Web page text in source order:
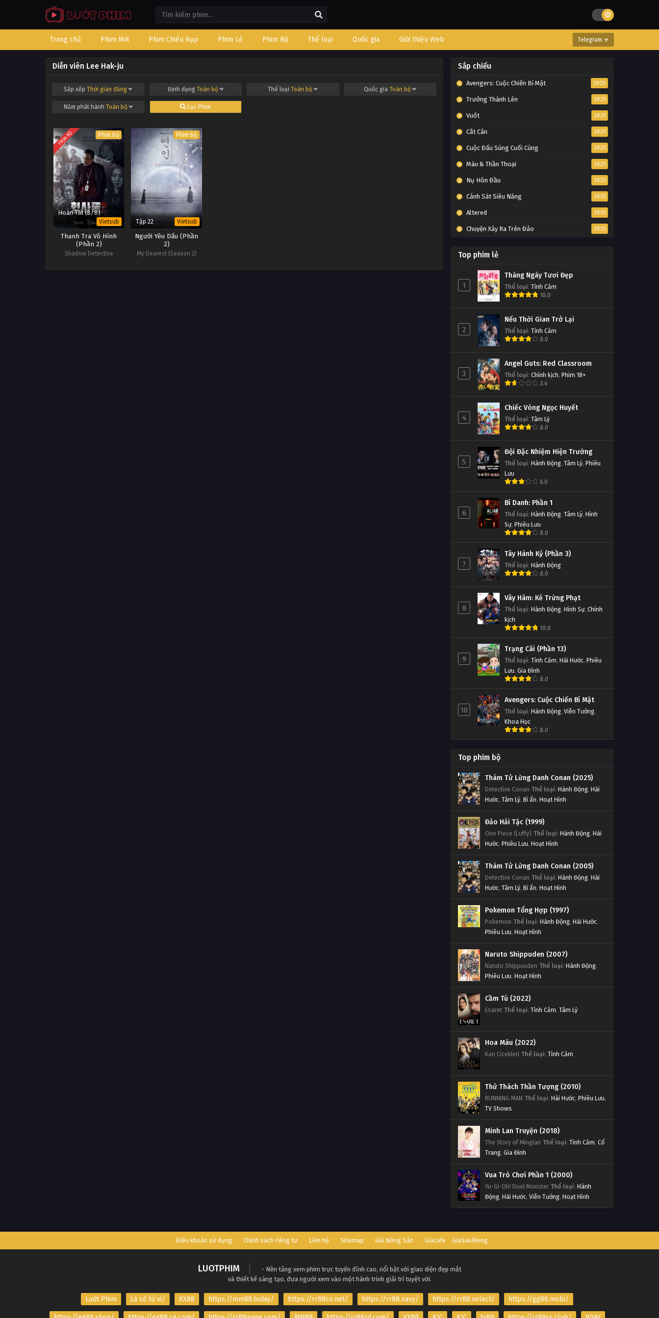
Trang chủ Phim Mới Phim Chiếu Rạp Phim Lẻ Phim Bộ Thể loại Quốc gia Giới thiệu Web Telegram ☣
Diễn viên Lee Hak-ju
Sắp xếpThời gian đăng Định dạng Toàn bộ Thể loạiToàn bộ Quốc giaToàn bộ
Năm phát hành Toàn bộ Lọc Phim
TRỌN BỘ Phim bộ
Hoàn Tất (8/8)
Vietsub
Thanh Tra Vô Hình
(Phần 2)
Shadow Detective
Phim bộ
Tập 22 Vietsub
Người Yêu Dấu (Phần
2)
My Dearest (Season 2)
Sắp chiếu
Avengers: Cuộc Chiến Bí Mật 2026
Trưởng Thành Lên 2025
Vuốt 2025
Cắt Cân 2025
Cuộc Đấu Súng Cuối Cùng 2025
Máu & Thần Thoại 2025
Nụ Hôn Đầu 2025
Cảnh Sát Siêu Năng 2025
Altered 2025
Chuyện Xảy Ra Trên Đảo 2025
Top phim lẻ
1
Tháng Ngày Tươi Đẹp
Thể loại: Tình Cảm
10.0
2
Nếu Thời Gian Trở Lại
Thể loại: Tình Cảm
8.0
3
Angel Guts: Red Classroom
Thể loại: Chính kịch, Phim 18+
3.4
4
Chiếc Vòng Ngọc Huyết
Thể loại: Tâm Lý
8.0
5
Đội Đặc Nhiệm Hiện Trường
Thể loại: Hành Động, Tâm Lý, Phiêu
Lưu
6.0
6
Bí Danh: Phần 1
Thể loại: Hành Động, Tâm Lý, Hình
Sự, Phiêu Lưu
8.0
7
Tây Hành Kỷ (Phần 3)
Thể loại: Hành Động
8.0
8
Vây Hãm: Kẻ Trừng Phạt
Thể loại: Hành Động, Hình Sự, Chính
kịch
10.0
9
Trạng Cãi (Phần 13)
Thể loại: Tình Cảm, Hài Hước, Phiêu
Lưu, Gia Đình
8.0
10
Avengers: Cuộc Chiến Bí Mật
Thể loại: Hành Động, Viễn Tưởng,
Khoa Học
8.0
Top phim bộ
Thám Tử Lừng Danh Conan (2025)
Detective Conan Thể loại: Hành Động, Hài
Hước, Tâm Lý, Bí ẩn, Hoạt Hình
Đảo Hải Tặc (1999)
One Piece (Luffy) Thể loại: Hành Động, Hài
Hước, Phiêu Lưu, Hoạt Hình
Thám Tử Lừng Danh Conan (2005)
Detective Conan Thể loại: Hành Động, Hài
Hước, Tâm Lý, Bí ẩn, Hoạt Hình
Pokemon Tổng Hợp (1997)
Pokemon Thể loại: Hành Động, Hài Hước,
Phiêu Lưu, Hoạt Hình
Naruto Shippuden (2007)
Naruto Shippuuden Thể loại: Hành Động,
Phiêu Lưu, Hoạt Hình
Cầm Tù (2022)
Esaret Thể loại: Tình Cảm, Tâm Lý
Hoa Máu (2022)
Kan Cicekleri Thể loại: Tình Cảm
Thử Thách Thần Tượng (2010)
RUNNING MAN Thể loại: Hài Hước, Phiêu Lưu,
TV Shows
Minh Lan Truyện (2018)
The Story of Minglan Thể loại: Tình Cảm, Cổ
Trang, Gia Đình
Vua Trò Chơi Phần 1 (2000)
Yu-Gi-Oh! Duel Monster Thể loại: Hành
Động, Hài Hước, Viễn Tưởng, Hoạt Hình
Điều khoản sử dụng Chính sách riêng tư Liên hệ Sitemap Giá Nông Sản Giacafe GiaSauRieng
LUOTPHIM
- Nền tảng xem phim trực tuyến đỉnh cao, nổi bật với giao diện đẹp mắt
và thiết kế sáng tạo, đưa người xem vào một hành trình giải trí tuyệt vời.
Lướt Phim Lá số tử vi/ XX88 https://mm88.today/ https://rr88co.net/ https://rr88.navy/ https://rr88.select/ https://gg88.mobi/